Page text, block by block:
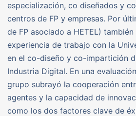
especialización, co diseñados y
centros de FP y empresas. Por
de FP asociado a HETEL)
experiencia de trabajo con la
en el co-diseño y co-impartición
Industria Digital. En una
grupo subrayó la cooperación
agentes y la capacidad de
como los dos factores clave de